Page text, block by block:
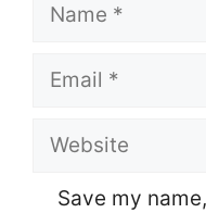
Email
Website
Save my